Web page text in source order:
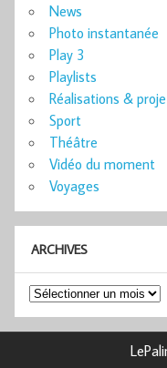
News
Photo instantanée
Play 3
Playlists
Réalisations &
Sport
Théâtre
Vidéo du moment
Voyages
ARCHIVES
Archives